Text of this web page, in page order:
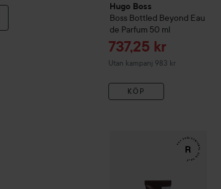
Hugo Boss
Boss Bottled Beyond Eau
de Parfum 50 ml
Reapris
737,25 kr
Utan kampanj 983 kr
KÖP
RefectoCil